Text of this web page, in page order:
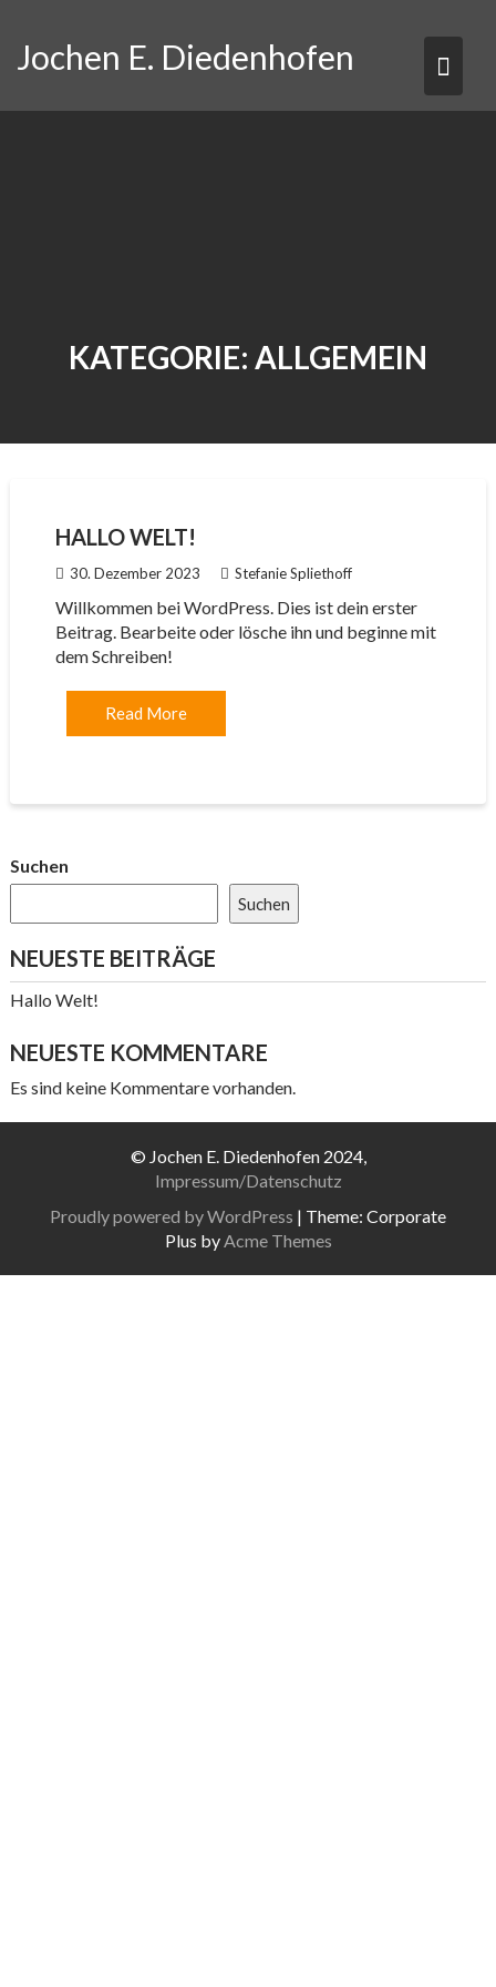
content
Jochen E. Diedenhofen
KATEGORIE: ALLGEMEIN
HALLO WELT!
30. Dezember 2023 Stefanie Spliethoff
Willkommen bei WordPress. Dies ist dein erster
Beitrag. Bearbeite oder lösche ihn und beginne mit
dem Schreiben!
Read More
Suchen
Suchen
NEUESTE BEITRÄGE
Hallo Welt!
NEUESTE KOMMENTARE
Es sind keine Kommentare vorhanden.
© Jochen E. Diedenhofen 2024,
Impressum/Datenschutz
Proudly powered by WordPress | Theme: Corporate
Plus byAcme Themes